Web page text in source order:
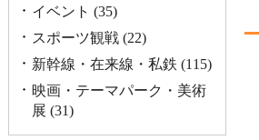
イベント (35)
スポーツ観戦 (22)
新幹線・在来線・私鉄 (115)
映画・テーマパーク・美術
展 (31)